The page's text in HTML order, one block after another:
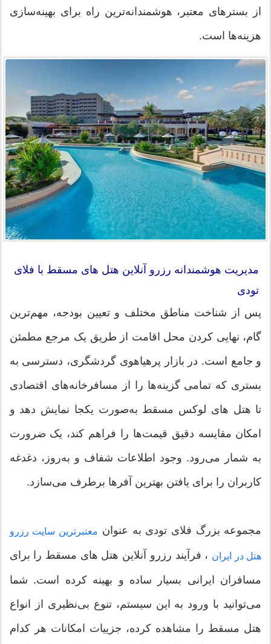
از بسترهای معتبر، هوشمندانه‌ترین راه برای بهینه‌سازی
هزینه‌ها است.
مدیریت هوشمندانه رزرو آنلاین هتل های مسقط با فلای‌
تودی
پس از شناخت مناطق مختلف و تعیین بودجه، مهم‌ترین
گام، نهایی کردن محل اقامت از طریق یک مرجع مطمئن
و جامع است. در بازار پرهیاهوی گردشگری، دسترسی به
بستری که تمامی گزینه‌ها را از مسافرخانه‌های اقتصادی
تا هتل های لوکس مسقط به‌صورت یکجا نمایش دهد و
امکان مقایسه دقیق قیمت‌ها را فراهم کند، یک ضرورت
به شمار می‌رود. وجود اطلاعات شفاف و به‌روز، دغدغه
کاربران را برای یافتن بهترین آفرها برطرف می‌سازد.
مجموعه بزرگ فلای‌ تودی به عنوان معتبرترین سایت رزرو
هتل در ایران ، فرآیند رزرو آنلاین هتل های مسقط را برای
مسافران ایرانی بسیار ساده و بهینه کرده است. شما
می‌توانید با ورود به این سیستم، تنوع بی‌نظیری از انواع
هتل مسقط را مشاهده کرده، جزییات امکانات هر کدام